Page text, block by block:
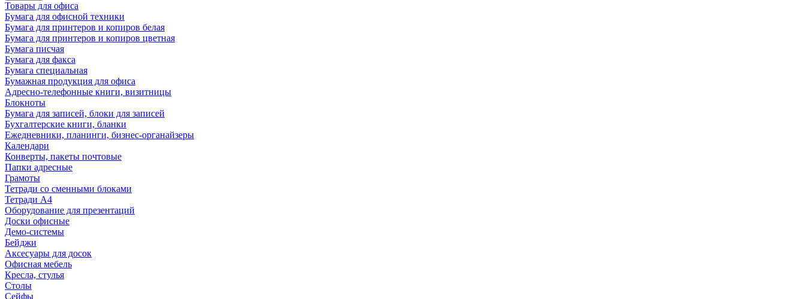
Товары для офиса
Бумага для офисной техники
Бумага для принтеров и копиров белая
Бумага для принтеров и копиров цветная
Бумага писчая
Бумага для факса
Бумага специальная
Бумажная продукция для офиса
Адресно-телефонные книги, визитницы
Блокноты
Бумага для записей, блоки для записей
Бухгалтерские книги, бланки
Ежедневники, планинги, бизнес-органайзеры
Календари
Конверты, пакеты почтовые
Папки адресные
Грамоты
Тетради со сменными блоками
Тетради А4
Оборудование для презентаций
Доски офисные
Демо-системы
Бейджи
Аксесуары для досок
Офисная мебель
Кресла, стулья
Столы
Сейфы